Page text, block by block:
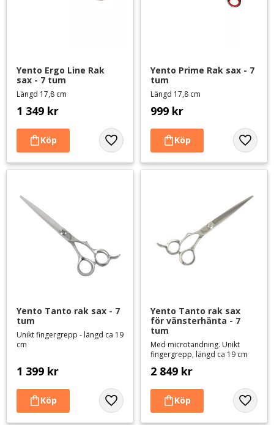
Yento Ergo Line Rak
sax - 7 tum
Längd 17,8 cm
1 349 kr
Lägg till i favoriter
Yento Prime Rak sax - 7
tum
Längd 17,8 cm
999 kr
Lägg
Yento Tanto rak sax - 7
tum
Unikt fingergrepp - längd ca 19
cm
1 399 kr
Lägg till i favoriter
Yento Tanto rak sax
för vänsterhänta - 7
tum
Med microtandning. Unikt
fingergrepp, längd ca 19 cm
2 849 kr
Lägg